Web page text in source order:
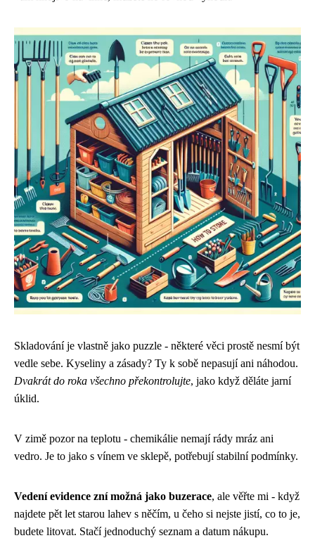
Skladování je vlastně jako puzzle - některé věci prostě nesmí být
vedle sebe. Kyseliny a zásady? Ty k sobě nepasují ani náhodou.
Dvakrát do roka všechno překontrolujte, jako když děláte jarní
úklid.
V zimě pozor na teplotu - chemikálie nemají rády mráz ani
vedro. Je to jako s vínem ve sklepě, potřebují stabilní podmínky.
Vedení evidence zní možná jako buzerace, ale věřte mi - když
najdete pět let starou lahev s něčím, u čeho si nejste jistí, co to je,
budete litovat. Stačí jednoduchý seznam a datum nákupu.